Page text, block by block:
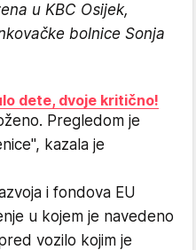
u KBC Osijek,
bolnice Sonja
dete, dvoje kritično!
Pregledom je
kazala je
i fondova EU
u kojem je navedeno
vozilo kojim je